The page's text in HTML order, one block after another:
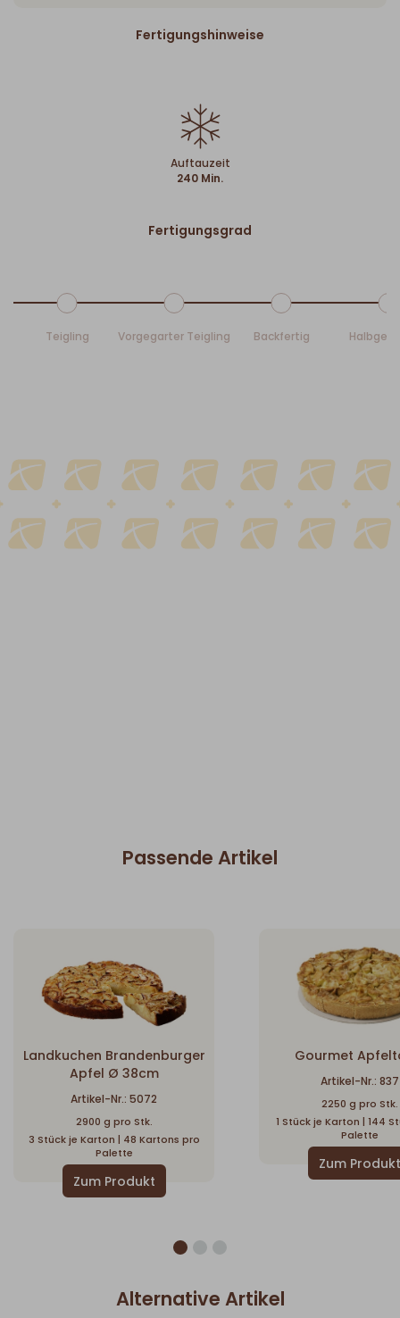
Fertigungshinweise
Auftauzeit
240 Min.
Fertigungsgrad
Teigling Vorgegarter Teigling Backfertig
Passende Artikel
Landkuchen Brandenburger
Apfel Ø 38cm
Artikel-Nr.: 5072
2900 g pro Stk.
3 Stück je Karton | 48 Kartons pro
Palette
Gourmet
Artikel-Nr.: 837
2250 g pro Stk.
1 Stück je Karton | 144
Palette
Alternative Artikel